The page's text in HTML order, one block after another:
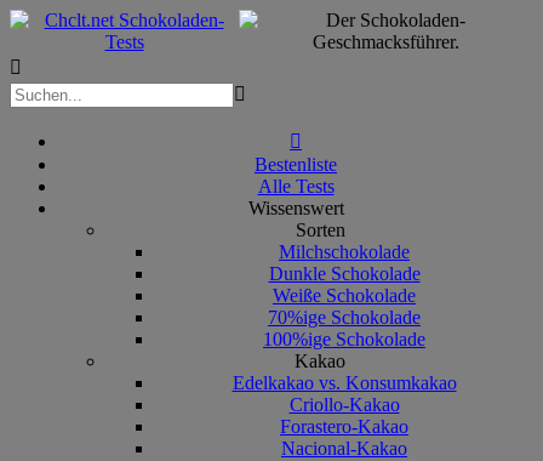



Bestenliste
Alle Tests
Wissenswert
Sorten
Milchschokolade
Dunkle Schokolade
Weiße Schokolade
70%ige Schokolade
100%ige Schokolade
Kakao
Edelkakao vs. Konsumkakao
Criollo-Kakao
Forastero-Kakao
Nacional-Kakao